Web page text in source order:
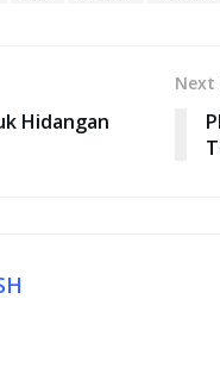
Hidangan
Next